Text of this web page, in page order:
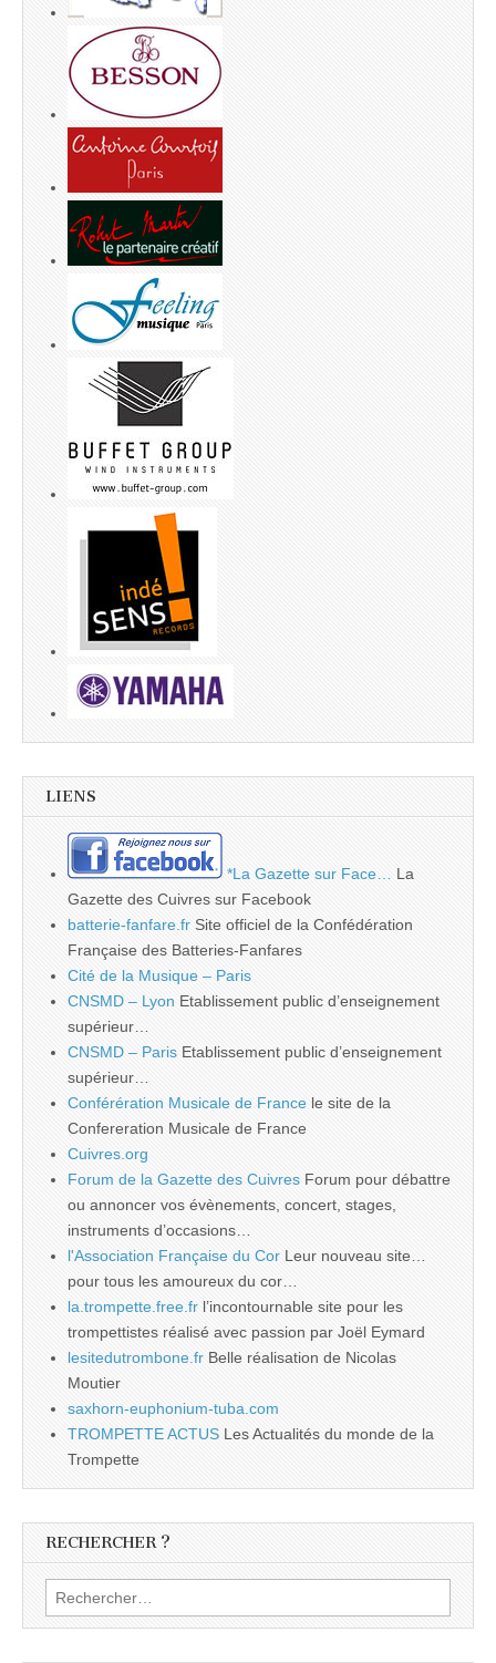
LIENS
*La Gazette sur Face… La
Gazette des Cuivres sur Facebook
batterie-fanfare.fr Site officiel de la Confédération
Française des Batteries-Fanfares
Cité de la Musique – Paris
CNSMD – Lyon Etablissement public d’enseignement
supérieur…
CNSMD – Paris Etablissement public d’enseignement
supérieur…
Conférération Musicale de France le site de la
Confereration Musicale de France
Cuivres.org
Forum de la Gazette des Cuivres Forum pour débattre
ou annoncer vos évènements, concert, stages,
instruments d’occasions…
l'Association Française du Cor Leur nouveau site…
pour tous les amoureux du cor…
la.trompette.free.fr l’incontournable site pour les
trompettistes réalisé avec passion par Joël Eymard
lesitedutrombone.fr Belle réalisation de Nicolas
Moutier
saxhorn-euphonium-tuba.com
TROMPETTE ACTUS Les Actualités du monde de la
Trompette
RECHERCHER ?
Rechercher :